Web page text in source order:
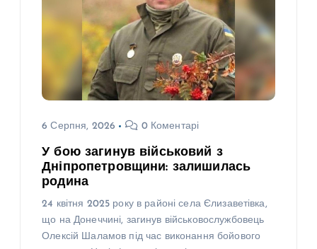
6 Серпня, 2026 0 Коментарі
У бою загинув військовий з
Дніпропетровщини: залишилась
родина
24 квітня 2025 року в районі села Єлизаветівка,
що на Донеччині, загинув військовослужбовець
Олексій Шаламов під час виконання бойового